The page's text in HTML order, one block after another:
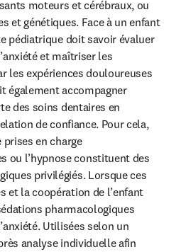
moteurs et cérébraux, ou
et génétiques. Face à un enfant
pédiatrique doit savoir évaluer
et maîtriser les
les expériences douloureuses
également accompagner
des soins dentaires en
de confiance. Pour cela,
en charge
ou l’hypnose constituent des
privilégiés. Lorsque ces
et la coopération de l’enfant
pharmacologiques
Utilisées selon un
analyse individuelle afin